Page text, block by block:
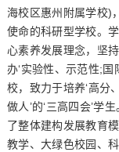
海校区惠州附属学校)
使命的科研型学校。
心素养发展理念，坚
办‘实验性、示范性;
校，致力于培养‘高分
做人’的‘三高四会’学
了整体建构发展教育
教学、大绿色校园、